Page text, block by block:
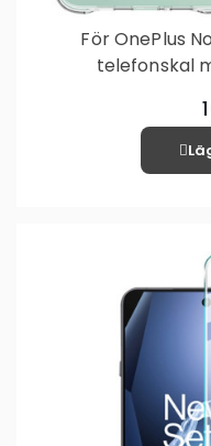
För OnePlus
telefonskal